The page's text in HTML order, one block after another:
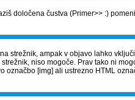
določena čustva (Primer>> :)
strežnik, ampak v objavo lahko
niso mogoče. Prav tako ni
[img] ali ustrezno HTML